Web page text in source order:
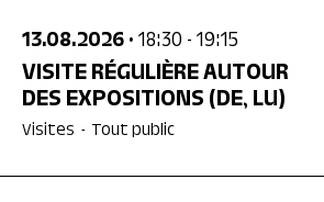
13.08.2026• 18:30 - 19:15
VISITE RÉGULIÈRE AUTOUR
DES EXPOSITIONS (DE, LU)
Visites - Tout public